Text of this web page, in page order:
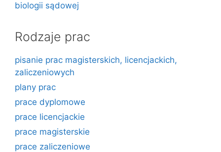
biologii sądowej
Rodzaje prac
pisanie prac magisterskich, licencjackich,
zaliczeniowych
plany prac
prace dyplomowe
prace licencjackie
prace magisterskie
prace zaliczeniowe